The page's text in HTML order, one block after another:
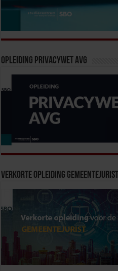
Opleiding Privacywet AVG
Verkorte Opleiding Gemeentejurist